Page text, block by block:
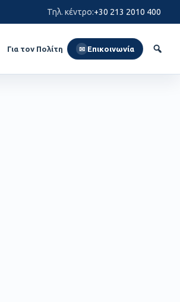
Τηλ. κέντρο:+30 213 2010 400
Για τον Πολίτη ✉ Επικοινωνία